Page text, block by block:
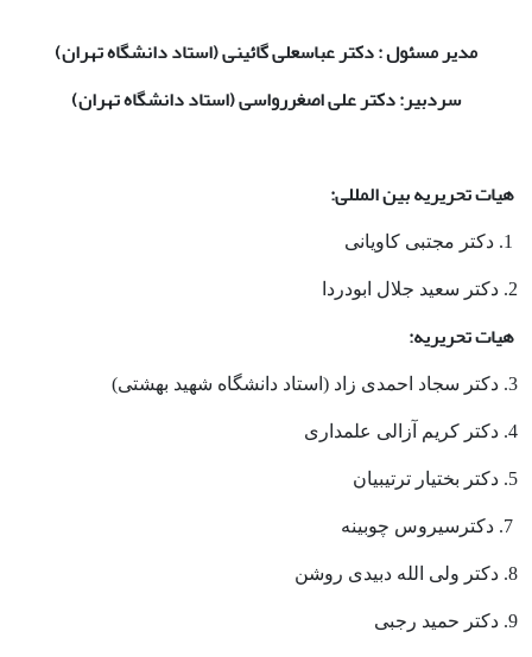
مدیر مسئول : دکتر عباسعلی گائینی (استاد دانشگاه تهران)
سردبیر: دکتر علی اصغررواسی (استاد دانشگاه تهران)
هیات تحریریه بین المللی:
2. دکتر سعید جلال ابودردا
هیات تحریریه:
3. دکتر سجاد احمدی زاد (استاد دانشگاه شهید بهشتی)
4. دکتر کریم آزالی علمداری
5. دکتر بختیار ترتیبیان
8. دکتر ولی الله دبیدی روشن
9. دکتر حمید رجبی